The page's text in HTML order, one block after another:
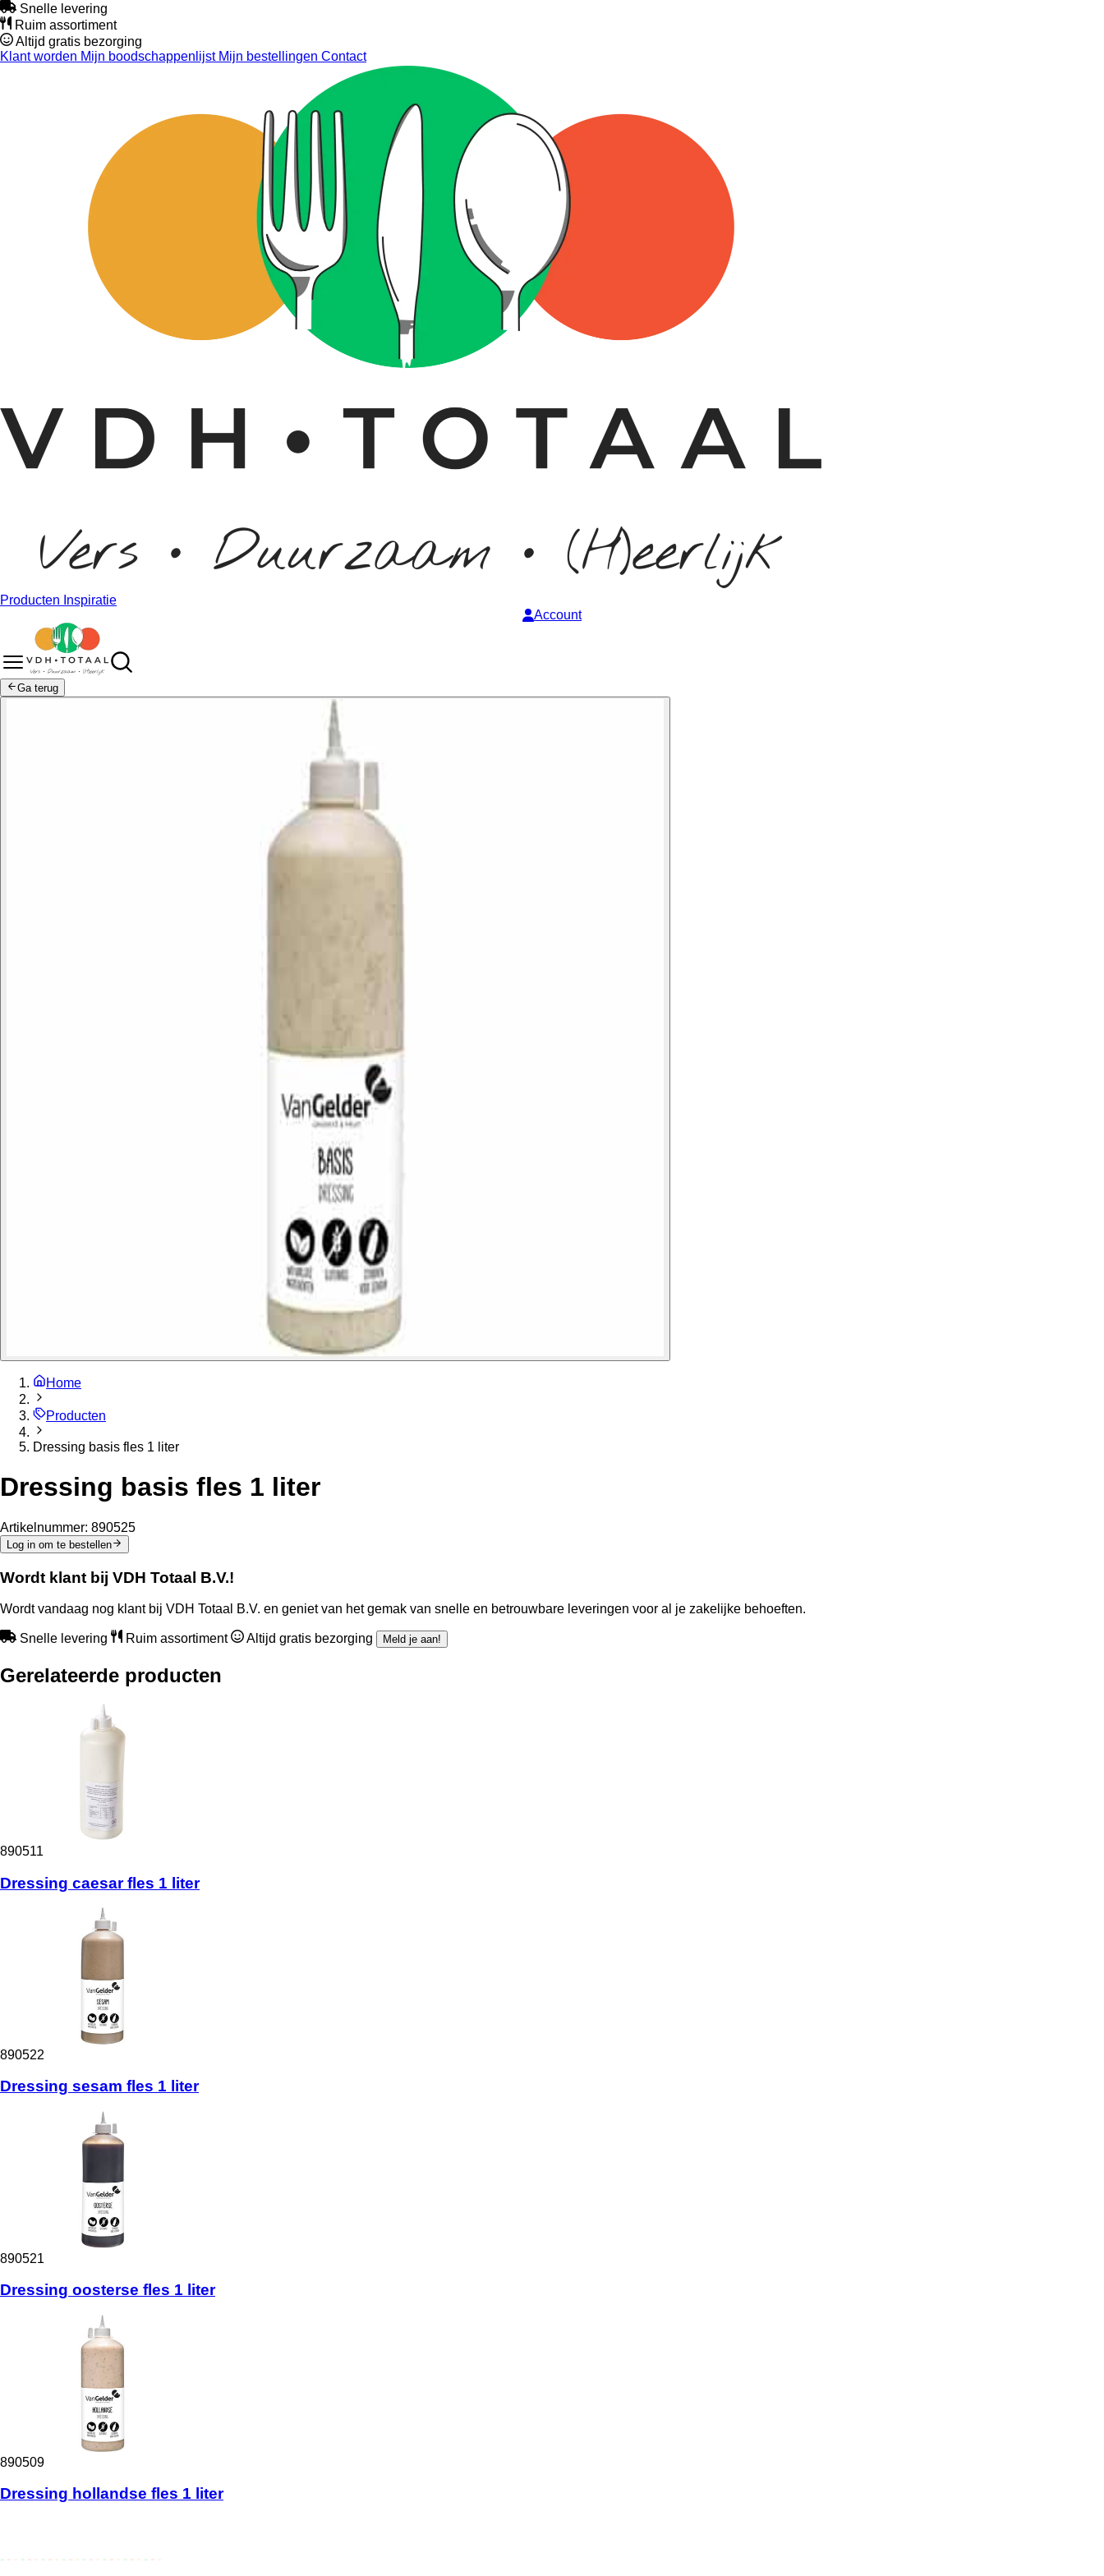
Snelle levering
Ruim assortiment
Altijd gratis bezorging
Klant worden Mijn boodschappenlijstMijn bestellingen Contact
Producten Inspiratie
Account
Ga terug
Home
Producten
Dressing basis fles 1 liter
Dressing basis fles 1 liter
Artikelnummer: 890525
Log in om te bestellen
Wordt klant bij VDH Totaal B.V.!
Wordt vandaag nog klant bij VDH Totaal B.V. en geniet van het gemak van snelle en betrouwbare leveringen voor al je zakelijke behoeften.
Snelle levering Ruim assortiment Altijd gratis bezorging Meld je aan!
Gerelateerde producten
890511
Dressing caesar fles 1 liter
890522
Dressing sesam fles 1 liter
890521
Dressing oosterse fles 1 liter
890509
Dressing hollandse fles 1 liter